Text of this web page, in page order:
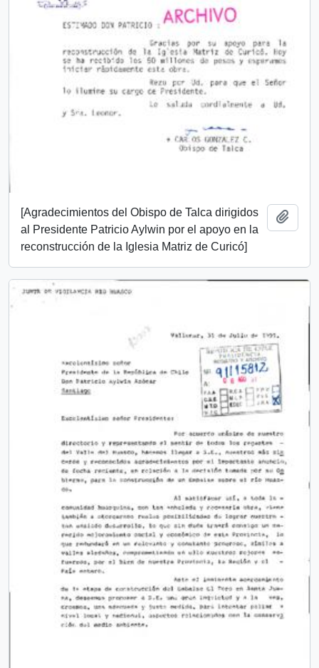
[Agradecimientos del Obispo de Talca dirigidos
al Presidente Patricio Aylwin por el apoyo en la
reconstrucción de la Iglesia Matriz de Curicó]